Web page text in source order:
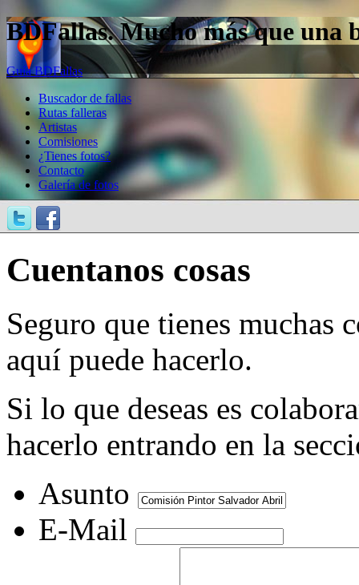
BDFallas. Mucho más que una
Guía BDFallas
Buscador de fallas
Rutas falleras
Artistas
Comisiones
¿Tienes fotos?
Contacto
Galería de fotos
Cuentanos cosas
Seguro que tienes muchas
aquí puede hacerlo.
Si lo que deseas es
hacerlo entrando en la
Asunto
E-Mail